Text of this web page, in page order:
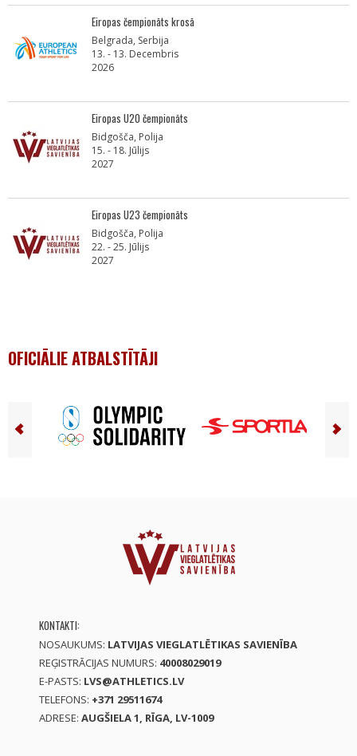
Eiropas čempionāts krosā
Belgrada, Serbija
13. - 13. Decembris
2026
Eiropas U20 čempionāts
Bidgošča, Polija
15. - 18. Jūlijs
2027
Eiropas U23 čempionāts
Bidgošča, Polija
22. - 25. Jūlijs
2027
OFICIĀLIE ATBALSTĪTĀJI
KONTAKTI:
NOSAUKUMS: LATVIJAS VIEGLATLĒTIKAS SAVIENĪBA
REĢISTRĀCIJAS NUMURS: 40008029019
E-PASTS: LVS@ATHLETICS.LV
TELEFONS: +371 29511674
ADRESE: AUGŠIELA 1, RĪGA, LV-1009